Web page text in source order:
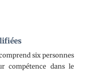
six personnes
compétence dans le